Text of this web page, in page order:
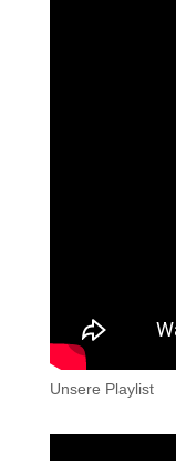
Unsere Playlist